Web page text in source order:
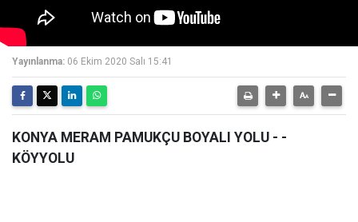
Yayınlanma: 06 Ekim 2020 Salı 15:41
KONYA MERAM PAMUKÇU BOYALI YOLU - -
KÖYYOLU